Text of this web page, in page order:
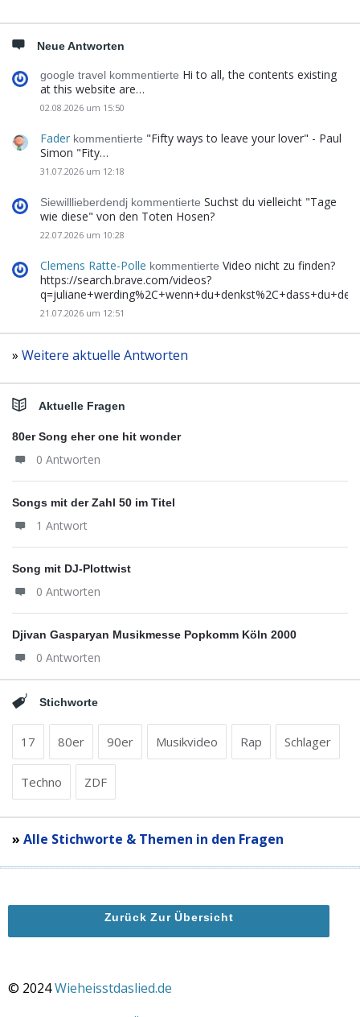
Neue Antworten
google travel kommentierte Hi to all, the contents existing
at this website are…
02.08.2026 um 15:50
Fader kommentierte "Fifty ways to leave your lover" - Paul
Simon "Fity…
31.07.2026 um 12:18
Siewilllieberdendj kommentierte Suchst du vielleicht "Tage
wie diese" von den Toten Hosen?
22.07.2026 um 10:28
Clemens Ratte-Polle kommentierte Video nicht zu finden?
https://search.brave.com/videos?
21.07.2026 um 12:51
» Weitere aktuelle Antworten
Aktuelle Fragen
80er Song eher one hit wonder
0 Antworten
Songs mit der Zahl 50 im Titel
1 Antwort
Song mit DJ-Plottwist
0 Antworten
Djivan Gasparyan Musikmesse Popkomm Köln 2000
0 Antworten
Stichworte
17 80er 90er Musikvideo Rap Schlager
Techno ZDF
» Alle Stichworte & Themen in den Fragen
Zurück Zur Übersicht
© 2024Wieheisstdaslied.de